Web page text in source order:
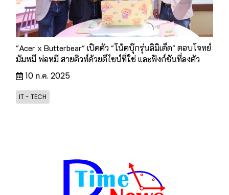
"Acer x Butterbear" เปิดตัว "โน้ตบุ๊กรุ่นลิมิเต็ด" ตอบโจทย์
มัมหมี พ่อหมี สายคิวท์ด้วยดีไซน์ที่ใช่ และฟังก์ชันที่ลงตัว
10 ก.ค. 2025
IT - TECH